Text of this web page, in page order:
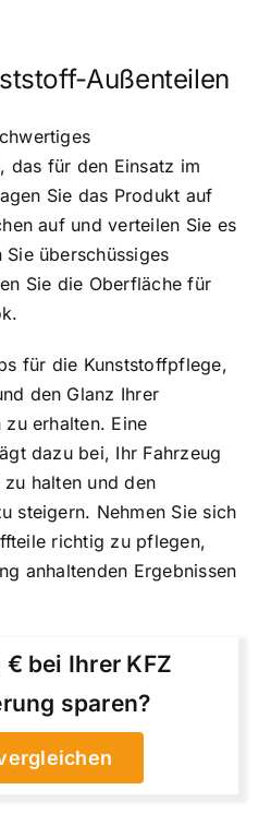
Außenteilen
das für den Einsatz im
Sie das Produkt auf
auf und verteilen Sie es
überschüssiges
Sie die Oberfläche für
für die Kunststoffpflege,
den Glanz Ihrer
erhalten. Eine
dazu bei, Ihr Fahrzeug
halten und den
steigern. Nehmen Sie sich
richtig zu pflegen,
anhaltenden Ergebnissen
bei Ihrer KFZ
sparen?